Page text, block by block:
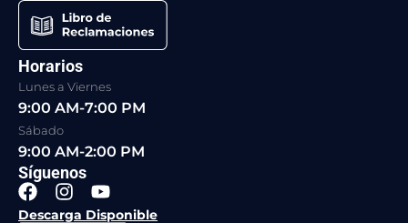
Horarios
Lunes a Viernes
9:00 AM-7:00 PM
Sábado
9:00 AM-2:00 PM
Síguenos
F
a
I
n
Y
o
Descarga Disponible